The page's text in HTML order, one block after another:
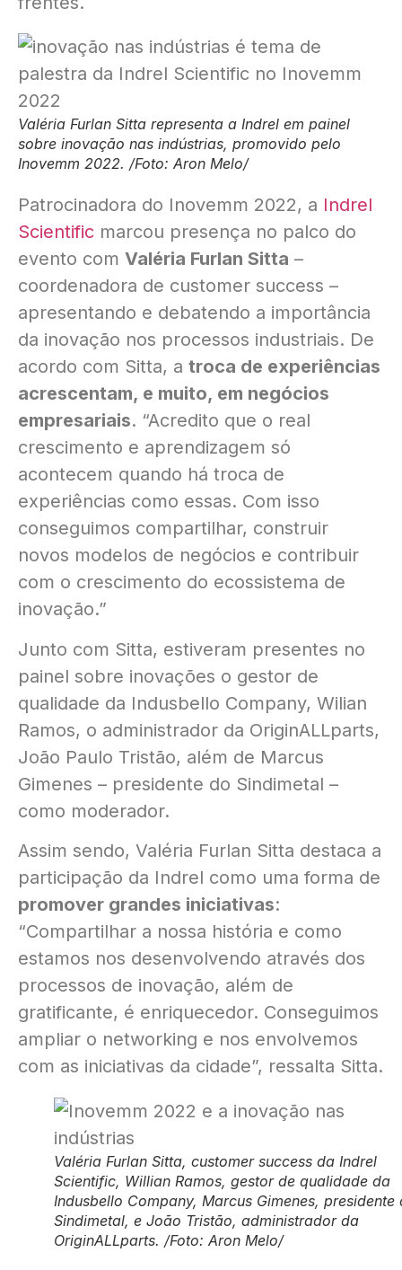
Valéria Furlan Sitta representa a Indrel em painel
sobre inovação nas indústrias, promovido pelo
Inovemm 2022. /Foto: Aron Melo/
Patrocinadora do Inovemm 2022, a Indrel
Scientific marcou presença no palco do
evento com Valéria Furlan Sitta –
coordenadora de customer success –
apresentando e debatendo a importância
da inovação nos processos industriais. De
acordo com Sitta, a troca de experiências
acrescentam, e muito, em negócios
empresariais. “Acredito que o real
crescimento e aprendizagem só
acontecem quando há troca de
experiências como essas. Com isso
conseguimos compartilhar, construir
novos modelos de negócios e contribuir
com o crescimento do ecossistema de
inovação.”
Junto com Sitta, estiveram presentes no
painel sobre inovações o gestor de
qualidade da Indusbello Company, Wilian
Ramos, o administrador da OriginALLparts,
João Paulo Tristão, além de Marcus
Gimenes – presidente do Sindimetal –
como moderador.
Assim sendo, Valéria Furlan Sitta destaca a
participação da Indrel como uma forma de
promover grandes iniciativas:
“Compartilhar a nossa história e como
estamos nos desenvolvendo através dos
processos de inovação, além de
gratificante, é enriquecedor. Conseguimos
ampliar o networking e nos envolvemos
com as iniciativas da cidade”, ressalta Sitta.
Valéria Furlan Sitta, customer success da Indrel
Scientific, Willian Ramos, gestor de qualidade da
Indusbello Company, Marcus Gimenes, presidente
Sindimetal, e João Tristão, administrador da
OriginALLparts. /Foto: Aron Melo/